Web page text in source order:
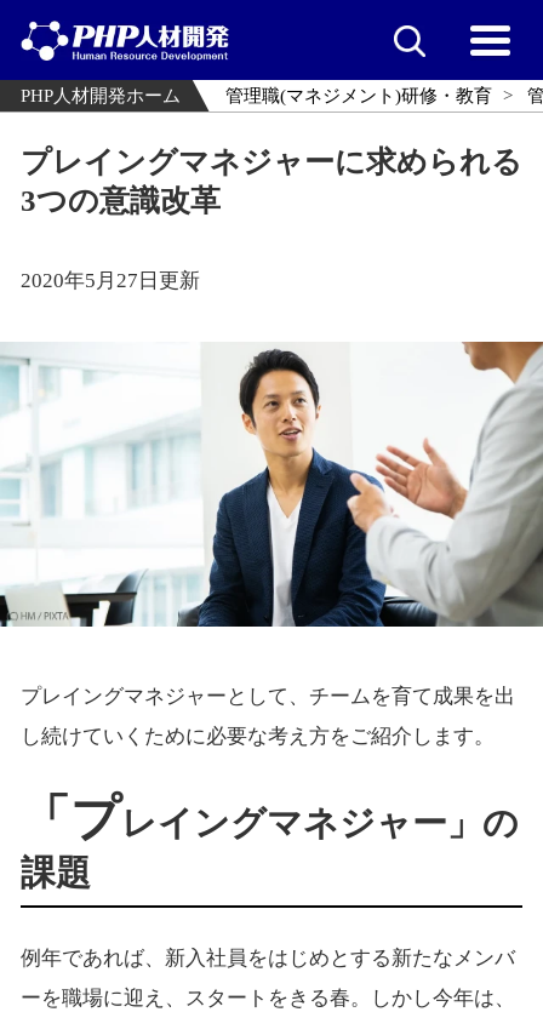
PHP人材開発ホーム 管理職(マネジメント)研修・教育
プレイングマネジャーに求められる
3つの意識改革
2020年5月27日更新
プレイングマネジャーとして、チームを育て成果を出
し続けていくために必要な考え方をご紹介します。
「プレイングマネジャー」の
課題
例年であれば、新入社員をはじめとする新たなメンバ
ーを職場に迎え、スタートをきる春。しかし今年は、